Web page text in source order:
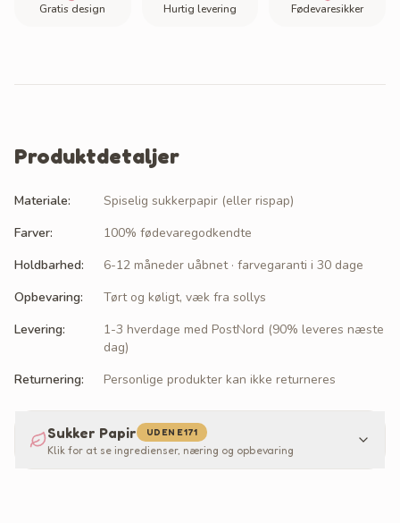
Gratis design Hurtig levering Fødevaresikker
Produktdetaljer
Materiale:
Spiselig sukkerpapir (eller rispap)
Farver:
100% fødevaregodkendte
Holdbarhed:
6-12 måneder uåbnet · farvegaranti i 30 dage
Opbevaring:
Tørt og køligt, væk fra sollys
Levering:
1-3 hverdage med PostNord (90% leveres næste
dag)
Returnering: Personlige produkter kan ikke returneres
Sukker Papir UDEN E171
Klik for at se ingredienser, næring og opbevaring